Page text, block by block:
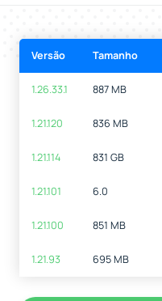
Versão Tamanho
1.26.33.1 887 MB
1.21.120 836 MB
1.21.114 831 GB
1.21.101 6.0
1.21.100 851 MB
1.21.93 695 MB